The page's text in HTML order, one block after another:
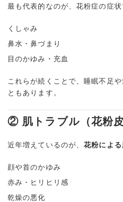
最も代表的なのが、花粉症の症状
くしゃみ
鼻水・鼻づまり
目のかゆみ・充血
これらが続くことで、睡眠不足
ともあります。
② 肌トラブル（花粉皮
近年増えているのが、花粉によ
顔や首のかゆみ
赤み・ヒリヒリ感
乾燥の悪化